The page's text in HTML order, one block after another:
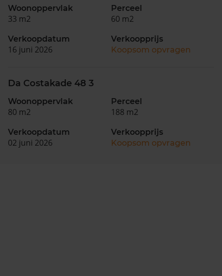
Woonoppervlak
33 m2
Perceel
60 m2
Verkoopdatum
16 juni 2026
Verkoopprijs
Koopsom opvragen
Da Costakade 48 3
Woonoppervlak
80 m2
Perceel
188 m2
Verkoopdatum
02 juni 2026
Verkoopprijs
Koopsom opvragen